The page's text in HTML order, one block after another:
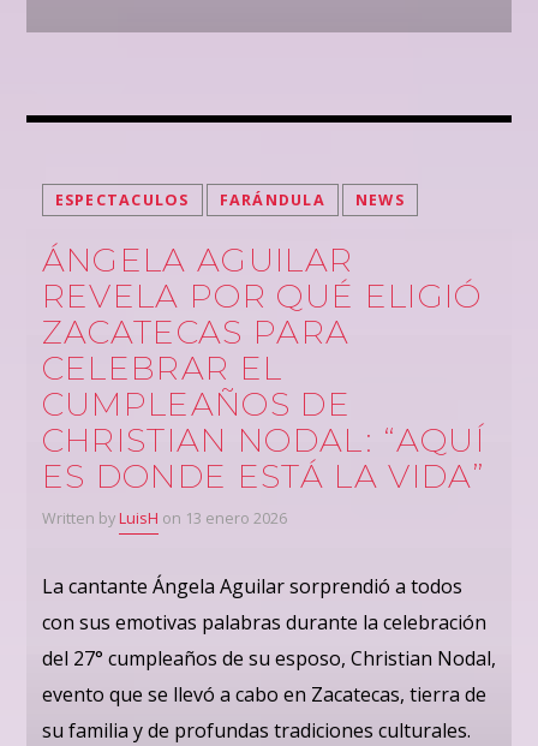
ESPECTACULOS FARÁNDULA NEWS
ÁNGELA AGUILAR
REVELA POR QUÉ ELIGIÓ
ZACATECAS PARA
CELEBRAR EL
CUMPLEAÑOS DE
CHRISTIAN NODAL: “AQUÍ
ES DONDE ESTÁ LA VIDA”
Written by LuisH on 13 enero 2026
La cantante Ángela Aguilar sorprendió a todos
con sus emotivas palabras durante la celebración
del 27° cumpleaños de su esposo, Christian Nodal,
evento que se llevó a cabo en Zacatecas, tierra de
su familia y de profundas tradiciones culturales.